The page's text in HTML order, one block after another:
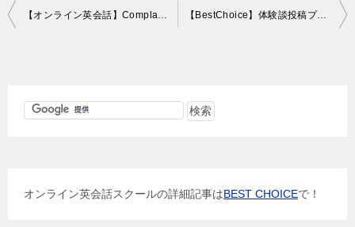
投
【BestChoice】体験談投稿プレゼントは当選率高し
オンライン英会話スクールの詳細記事はBEST CHOICEで！